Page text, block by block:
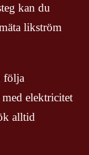
kan du
likström
följa
med elektricitet
alltid